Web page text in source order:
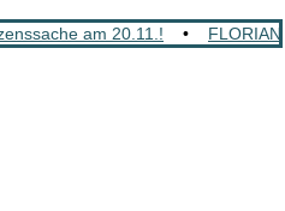
am 20.11.! •